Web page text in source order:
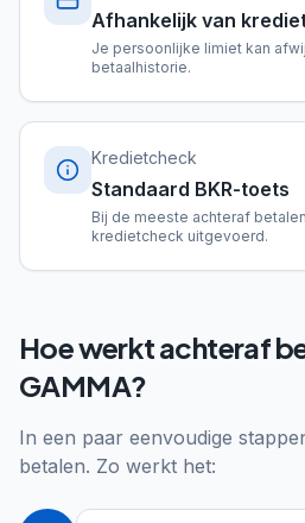
Afhankelijk van
Je persoonlijke limiet kan
betaalhistorie.
Kredietcheck
Standaard BKR-toets
Bij de meeste achteraf
kredietcheck uitgevoerd.
Hoe werkt achteraf
GAMMA?
In een paar eenvoudige
betalen. Zo werkt het: